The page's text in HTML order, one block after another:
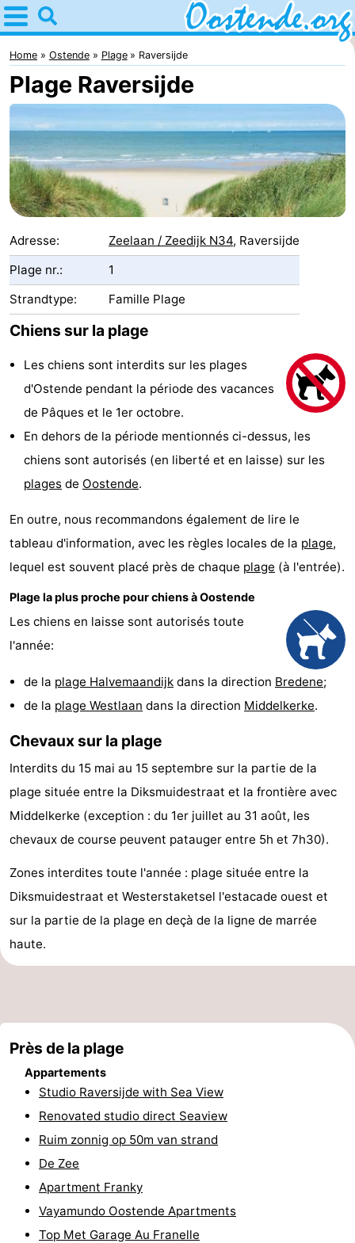
Home
Ostende
Astuces
Avec
les
enfants
Passer
la
Appartements
Chambre
d'hôtes
Chaumières
-
Breeduyn
Village
Hippodroom
Hôtels
Last
minutes
Plages
Voir
et
Lieux
Musées
-
Points
de
vue
Attractions
-
Croisières
-
Terrains
de
-
Aires
jeux
-
Parcours
golf
Centres
être
villes
Sports
Piscines
Faire
vélo
Randonnée
Équitation
Home Ostende Plage Raversijde
Plage Raversijde
Adresse: Zeelaan / Zeedijk N34, Raversijde
Plage nr.:
1
Strandtype:
Famille Plage
Chiens sur la plage
Les chiens sont interdits sur les plages
d'Ostende pendant la période des vacances
de Pâques et le 1er octobre.
En dehors de la période mentionnés ci-dessus, les
chiens sont autorisés (en liberté et en laisse) sur les
plages de Oostende.
En outre, nous recommandons également de lire le
tableau d'information, avec les règles locales de la plage,
lequel est souvent placé près de chaque plage (à l'entrée).
Plage la plus proche pour chiens à Oostende
Les chiens en laisse sont autorisés toute
l'année:
de la plage Halvemaandijk dans la direction Bredene;
de la plage Westlaan dans la direction Middelkerke.
Chevaux sur la plage
Interdits du 15 mai au 15 septembre sur la partie de la
plage située entre la Diksmuidestraat et la frontière avec
Middelkerke (exception : du 1er juillet au 31 août, les
chevaux de course peuvent patauger entre 5h et 7h30).
Zones interdites toute l'année : plage située entre la
Diksmuidestraat et Westerstaketsel l'estacade ouest et
sur la partie de la plage en deçà de la ligne de marrée
haute.
Près de la plage
Appartements
Studio Raversijde with Sea View
Renovated studio direct Seaview
Ruim zonnig op 50m van strand
De Zee
Apartment Franky
Vayamundo Oostende Apartments
Top Met Garage Au Franelle